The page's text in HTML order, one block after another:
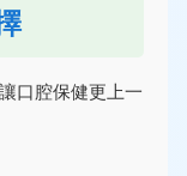
口腔保健更上一